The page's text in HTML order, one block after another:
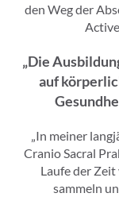
den Weg der
„Die
auf
„In meiner
Cranio Sacral
Laufe der
sammeln